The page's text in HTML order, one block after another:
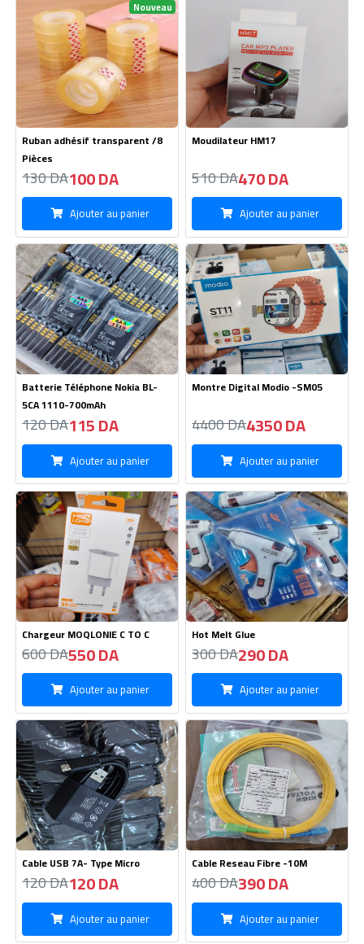
Ruban adhésif transparent /8
Pièces
130 DA100 DA
Ajouter au panier
Moudilateur HM17
510 DA470 DA
Ajouter au panier
Batterie Téléphone Nokia BL-
5CA 1110-700mAh
120 DA115 DA
Ajouter au panier
Montre Digital Modio -SM05
4400 DA4350 DA
Ajouter au panier
Chargeur MOQLONIE C TO C
600 DA550 DA
Ajouter au panier
Hot Melt Glue
300 DA290 DA
Ajouter au panier
Cable USB 7A- Type Micro
120 DA120 DA
Ajouter au panier
Cable Reseau Fibre -10M
400 DA390 DA
Ajouter au panier
Nouveau